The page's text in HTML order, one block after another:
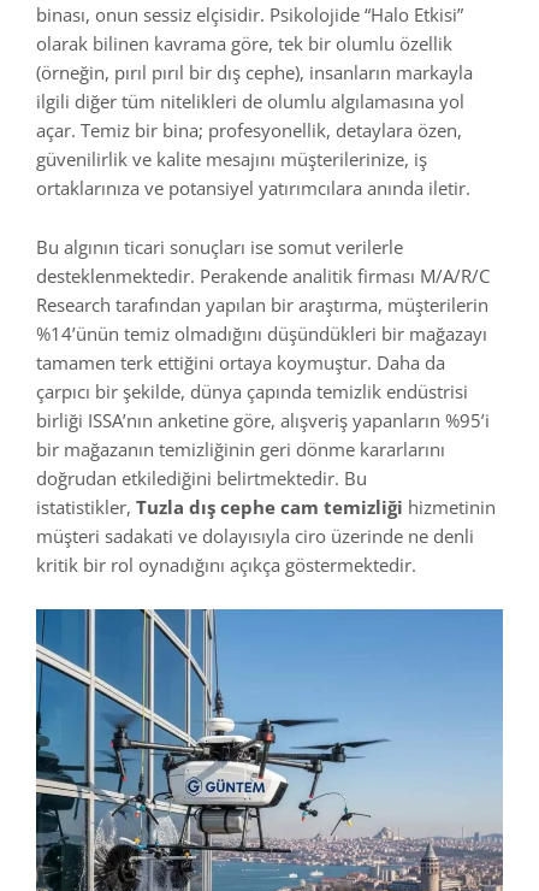
binası, onun sessiz elçisidir. Psikolojide “Halo Etkisi”
olarak bilinen kavrama göre, tek bir olumlu özellik
(örneğin, pırıl pırıl bir dış cephe), insanların markayla
ilgili diğer tüm nitelikleri de olumlu algılamasına yol
açar. Temiz bir bina; profesyonellik, detaylara özen,
güvenilirlik ve kalite mesajını müşterilerinize, iş
ortaklarınıza ve potansiyel yatırımcılara anında iletir.
Bu algının ticari sonuçları ise somut verilerle
desteklenmektedir. Perakende analitik firması M/A/R/C
Research tarafından yapılan bir araştırma, müşterilerin
%14’ünün temiz olmadığını düşündükleri bir mağazayı
tamamen terk ettiğini ortaya koymuştur. Daha da
çarpıcı bir şekilde, dünya çapında temizlik endüstrisi
birliği ISSA’nın anketine göre, alışveriş yapanların %95’i
bir mağazanın temizliğinin geri dönme kararlarını
doğrudan etkilediğini belirtmektedir. Bu
istatistikler, Tuzla dış cephe cam temizliği hizmetinin
müşteri sadakati ve dolayısıyla ciro üzerinde ne denli
kritik bir rol oynadığını açıkça göstermektedir.